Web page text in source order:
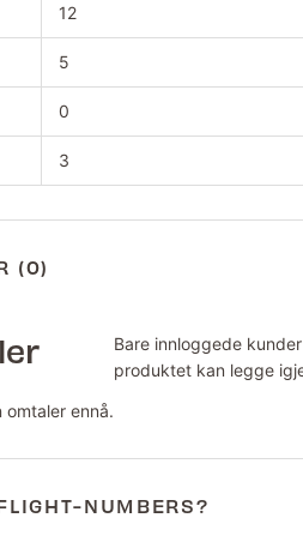
12
5
0
3
(0)
omtaler ennå.
Bare innloggede
produktet kan legge
NUMBERS?